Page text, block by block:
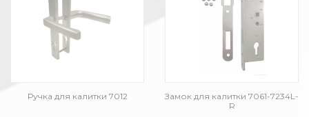
Ручка для калитки 7012
Замок для калитки 7061-7234L-
R